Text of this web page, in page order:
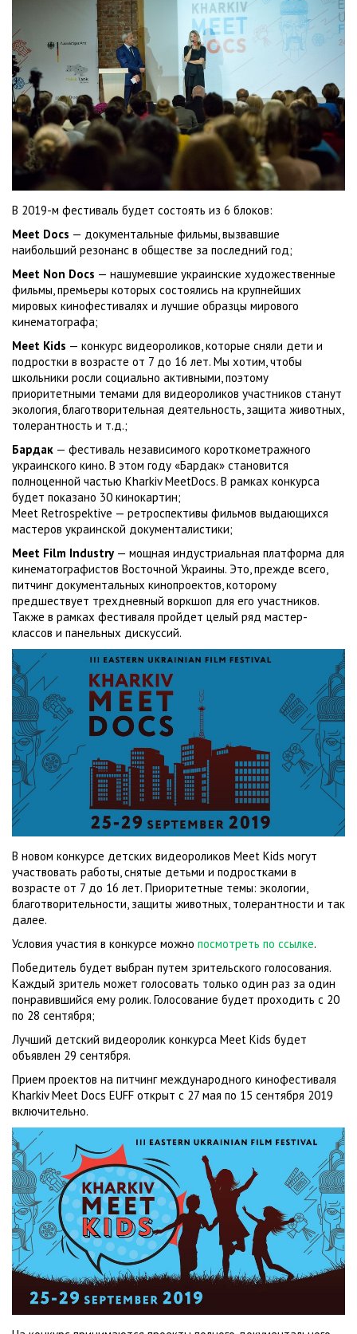
В 2019-м фестиваль будет состоять из 6 блоков:
Meet Docs — документальные фильмы, вызвавшие
наибольший резонанс в обществе за последний год;
Meet Non Docs — нашумевшие украинские художественные
фильмы, премьеры которых состоялись на крупнейших
мировых кинофестивалях и лучшие образцы мирового
кинематографа;
Meet Kids — конкурс видеороликов, которые сняли дети и
подростки в возрасте от 7 до 16 лет. Мы хотим, чтобы
школьники росли социально активными, поэтому
приоритетными темами для видеороликов участников станут
экология, благотворительная деятельность, защита животных,
толерантность и т.д.;
Бардак — фестиваль независимого короткометражного
украинского кино. В этом году «Бардак» становится
полноценной частью Kharkiv MeetDocs. В рамках конкурса
будет показано 30 кинокартин;
Meet Retrospektive — ретроспективы фильмов выдающихся
мастеров украинской документалистики;
Meet Film Industry— мощная индустриальная платформа для
кинематографистов Восточной Украины. Это, прежде всего,
питчинг документальных кинопроектов, которому
предшествует трехдневный воркшоп для его участников.
Также в рамках фестиваля пройдет целый ряд мастер-
классов и панельных дискуссий.
В новом конкурсе детских видеороликов Meet Kids могут
участвовать работы, снятые детьми и подростками в
возрасте от 7 до 16 лет. Приоритетные темы: экологии,
благотворительности, защиты животных, толерантности и так
далее.
Условия участия в конкурсе можно посмотреть по ссылке.
Победитель будет выбран путем зрительского голосования.
Каждый зритель может голосовать только один раз за один
понравившийся ему ролик. Голосование будет проходить с 20
по 28 сентября;
Лучший детский видеоролик конкурса Meet Kids будет
объявлен 29 сентября.
Прием проектов на питчинг международного кинофестиваля
Kharkiv Meet Docs EUFF открыт с 27 мая по 15 сентября 2019
включительно.